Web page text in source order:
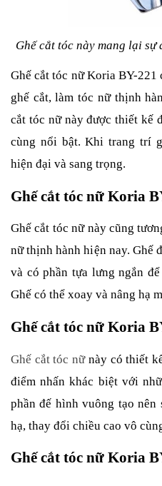
Ghế cắt tóc này mang lại sự
Ghế cắt tóc nữ Koria BY-221
ghế cắt, làm tóc nữ thịnh
cắt tóc nữ này được thiết kế
cùng nổi bật. Khi trang trí
hiện đại và sang trọng.
Ghế cắt tóc nữ Koria
Ghế cắt tóc nữ này cũng
nữ thịnh hành hiện nay. Ghế
và có phần tựa lưng ngắn
Ghế có thể xoay và nâng hạ
Ghế cắt tóc nữ Koria
Ghế cắt tóc nữnày có thiết
điểm nhấn khác biệt với
phần đế hình vuông tạo nên
hạ, thay đổi chiều cao vô
Ghế cắt tóc nữ Koria